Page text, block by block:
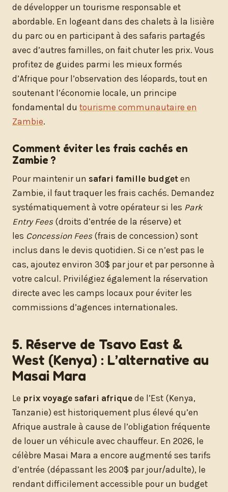
de développer un tourisme responsable et
abordable. En logeant dans des chalets à la lisière
du parc ou en participant à des safaris partagés
avec d’autres familles, on fait chuter les prix. Vous
profitez de guides parmi les mieux formés
d’Afrique pour l’observation des léopards, tout en
soutenant l’économie locale, un principe
fondamental du tourisme communautaire en
Zambie.
Comment éviter les frais cachés en
Zambie ?
Pour maintenir un safari famille budget en
Zambie, il faut traquer les frais cachés. Demandez
systématiquement à votre opérateur si les Park
Entry Fees(droits d’entrée de la réserve) et
les Concession Fees(frais de concession) sont
inclus dans le devis quotidien. Si ce n’est pas le
cas, ajoutez environ 30$ par jour et par personne à
votre calcul. Privilégiez également la réservation
directe avec les camps locaux pour éviter les
commissions d’agences internationales.
5. Réserve de Tsavo East &
West (Kenya) : L’alternative au
Masai Mara
Le prix voyage safari afrique de l’Est (Kenya,
Tanzanie) est historiquement plus élevé qu’en
Afrique australe à cause de l’obligation fréquente
de louer un véhicule avec chauffeur. En 2026, le
célèbre Masai Mara a encore augmenté ses tarifs
d’entrée (dépassant les 200$ par jour/adulte), le
rendant difficilement accessible pour un budget